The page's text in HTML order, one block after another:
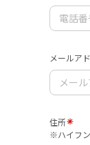
メールア
住所
※ハイフ